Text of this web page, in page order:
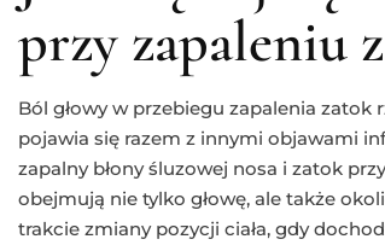
przy zapaleniu
Ból głowy w przebiegu zapalenia
pojawia się razem z innymi objawami
zapalny błony śluzowej nosa i zatok
obejmują nie tylko głowę, ale także
trakcie zmiany pozycji ciała, gdy